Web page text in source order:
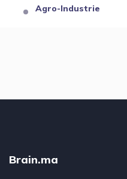
Agro-Industrie
Brain.ma